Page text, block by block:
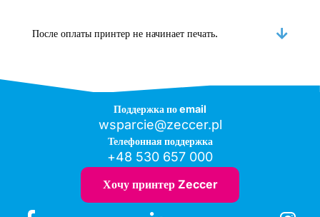
После оплаты принтер не начинает печать.
Поддержка по email
wsparcie@zeccer.pl
Телефонная поддержка
+48 530 657 000
Хочу принтер Zeccer